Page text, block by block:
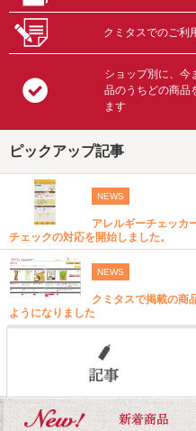
クミタスでのご利
ショップ別に、今
品のうちどの商品
ます
ピックアップ記事
NEWS
アレルギーチェッカ
チェックの対応を開始しました。
NEWS
クミタスで掲載の商
ようになりました